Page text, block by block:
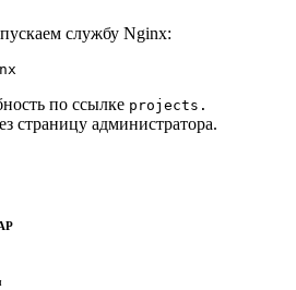
службу Nginx:
по ссылке projects.
страницу администратора.